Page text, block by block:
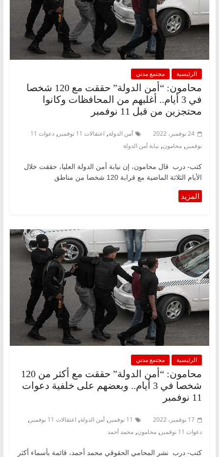
الرئيسية مجتمع مدني
محامون: “أمن الدولة” حققت مع 120 شخصا
في 3 أيام.. أغلبهم من المحافظات وكانوا
محتجزين من قبل 11 نوفمبر
24 نوفمبر، 2022 أمن الدولة, اعتقالات 11 نوفمبر ,
دعوات 11
نوفمبر , محامون, نيابة أمن الدولة
كتب- درب قال محامون، إن نيابة أمن الدولة العليا، حققت خلال
الأيام الثلاثة الماضية مع قرابة 120 شخصا من مناطق
الرئيسية مجتمع مدني
محامون: “أمن الدولة” حققت مع أكثر من 120
شخصا في 3 أيام.. وبعضهم على خلفية دعوات
11 نوفمبر
17 نوفمبر، 2022 11 نوفمبر , أمن الدولة, اعتقالات 11 نوفمبر ,
دعوات 11 نوفمبر , محامون, محمد أحمد
كتب- درب نشر المحامي الحقوقي محمد أحمد، قائمة بأسماء أكثر